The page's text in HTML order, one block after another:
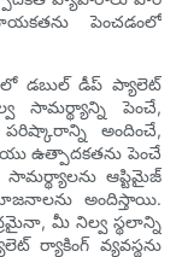
పెంచడంలో
డబుల్ డీప్ ప్యాలెట్
సామర్థ్యాన్ని పెంచే,
పరిష్కారాన్ని అందించే,
ఉత్పాదకతను పెంచే
ఆప్టిమైజ్
అందిస్తాయి.
మీ నిల్వ స్థలాన్ని
ర్యాకింగ్ వ్యవస్థను